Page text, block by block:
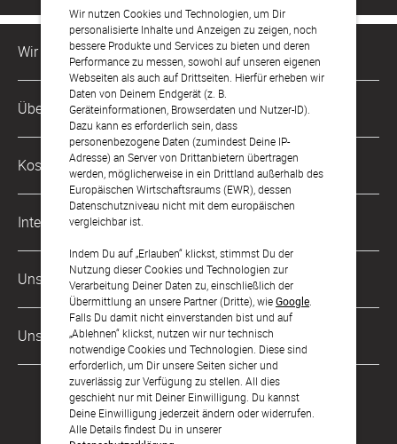
Wir nutzen Cookies und Technologien, um Dir
personalisierte Inhalte und Anzeigen zu zeigen, noch
bessere Produkte und Services zu bieten und deren
Performance zu messen, sowohl auf unseren eigenen
Webseiten als auch auf Drittseiten. Hierfür erheben wir
Daten von Deinem Endgerät (z. B.
Geräteinformationen, Browserdaten und Nutzer-ID).
Dazu kann es erforderlich sein, dass
personenbezogene Daten (zumindest Deine IP-
Adresse) an Server von Drittanbietern übertragen
werden, möglicherweise in ein Drittland außerhalb des
Europäischen Wirtschaftsraums (EWR), dessen
Datenschutzniveau nicht mit dem europäischen
vergleichbar ist.
Indem Du auf „Erlauben“ klickst, stimmst Du der
Nutzung dieser Cookies und Technologien zur
Verarbeitung Deiner Daten zu, einschließlich der
Übermittlung an unsere Partner (Dritte), wieGoogle
Falls Du damit nicht einverstanden bist und auf
„Ablehnen“ klickst, nutzen wir nur technisch
notwendige Cookies und Technologien. Diese sind
erforderlich, um Dir unsere Seiten sicher und
zuverlässig zur Verfügung zu stellen. All dies
geschieht nur mit Deiner Einwilligung. Du kannst
Deine Einwilligung jederzeit ändern oder widerrufen.
Alle Details findest Du in unserer
Wir sind für Dich da
Kundenservice-Hotline
0221 956 725 10
Mo. - Fr. von 9 bis 17 Uhr
kontakt@sendmoments.de
Über Uns
Philosophie
Karriere
Impressum
AGB & Widerrufsrecht
Zahlung & Versand
Datenschutz
Barrierefreiheitserklärung
LLM's
Kostenlose Services
Musterkarten
Digitale Gästelisten
FAQ & Hilfe
International
Österreich
Schweiz
Frankreich
Unsere Zahlungsarten
Unsere Partner